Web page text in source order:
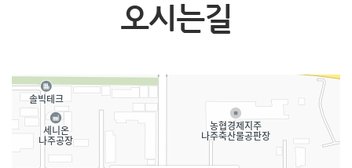
오시는길